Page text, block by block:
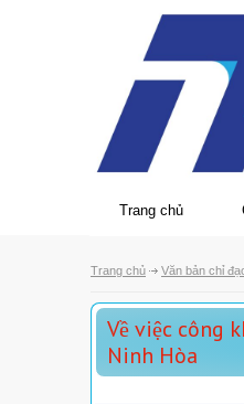
Trang chủ
Trang chủ Văn bản chỉ
Về việc công
Ninh Hòa